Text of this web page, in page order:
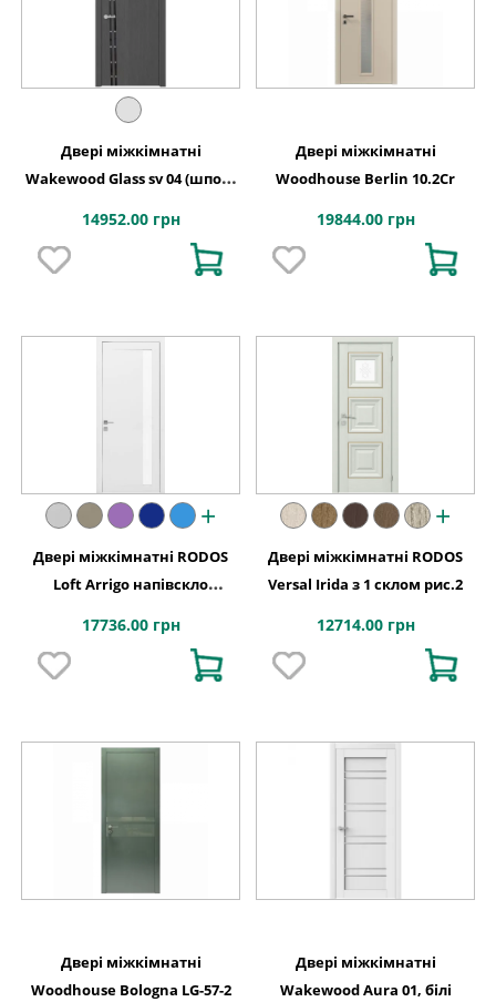
Двері міжкімнатні
Wakewood Glass sv 04 (шпон-
14952.00 грн
Двері міжкімнатні
Woodhouse Berlin 10.2Cr
19844.00 грн
+
Двері міжкімнатні RODOS
Loft Arrigo напівскло
17736.00 грн
+
Двері міжкімнатні RODOS
Versal Irida з 1 склом рис.2
12714.00 грн
Двері міжкімнатні
Woodhouse Bologna LG-57-2
Двері міжкімнатні
Wakewood Aura 01, білі